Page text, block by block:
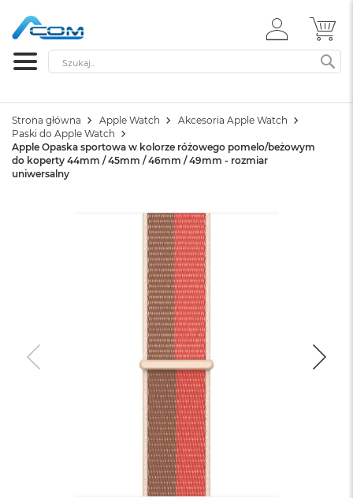
ZALOGUJ
SIĘ
Szukaj
Strona główna Apple Watch
Akcesoria Apple Watch
Paski do Apple Watch
Apple Opaska sportowa w kolorze różowego pomelo/beżowym
do koperty 44mm / 45mm / 46mm / 49mm - rozmiar
uniwersalny